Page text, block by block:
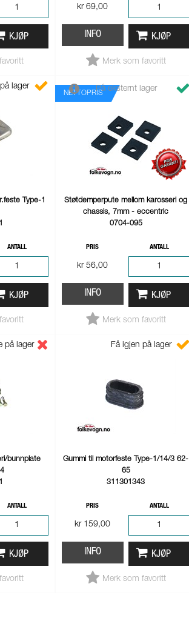
KJØP
kr 69,00
INFO KJØP
Merk som favoritt
lager
Type-1
ANTALL
KJØP
NETTOPRISPå eksternt lager
Støtdemperpute mellom karosseri og
chassis, 7mm - eccentric
0704-095
PRIS
kr 56,00
ANTALL
INFO KJØP
Merk som favoritt
på lager
bunnplate
ANTALL
KJØP
Få igjen på lager
Gummi til motorfeste Type-1/14/3 62-
65
311301343
PRIS
kr 159,00
ANTALL
INFO KJØP
Merk som favoritt